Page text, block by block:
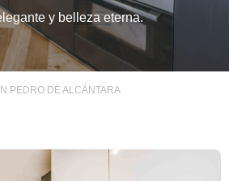
y belleza eterna.
PEDRO DE ALCÁNTARA